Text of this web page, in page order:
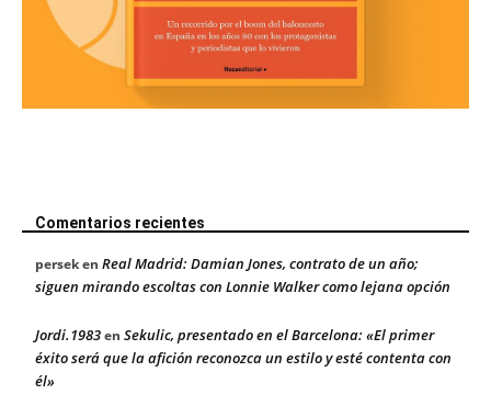
Comentarios recientes
perseken Real Madrid: Damian Jones, contrato de un año;
siguen mirando escoltas con Lonnie Walker como lejana opción
Jordi.1983en Sekulic, presentado en el Barcelona: «El primer
éxito será que la afición reconozca un estilo y esté contenta con
él»